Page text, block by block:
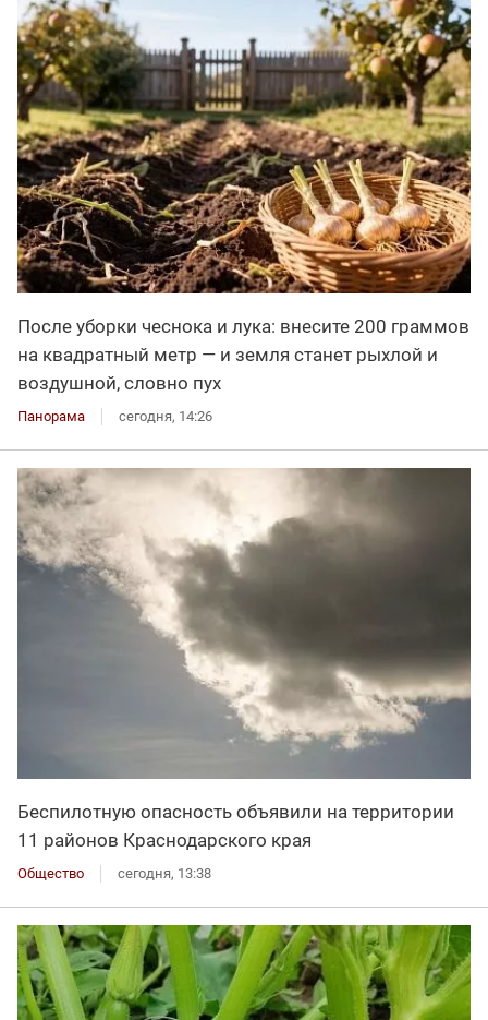
После уборки чеснока и лука: внесите 200 граммов
на квадратный метр — и земля станет рыхлой и
воздушной, словно пух
Панорама сегодня, 14:26
Беспилотную опасность объявили на территории
11 районов Краснодарского края
Общество сегодня, 13:38